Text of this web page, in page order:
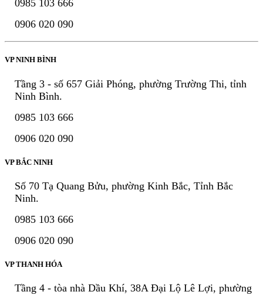
0985 103 666
0906 020 090
VP NINH BÌNH
Tầng 3 - số 657 Giải Phóng, phường Trường Thi, tỉnh
Ninh Bình.
0985 103 666
0906 020 090
VP BẮC NINH
Số 70 Tạ Quang Bửu, phường Kinh Bắc, Tỉnh Bắc
Ninh.
0985 103 666
0906 020 090
VP THANH HÓA
Tầng 4 - tòa nhà Dầu Khí, 38A Đại Lộ Lê Lợi, phường